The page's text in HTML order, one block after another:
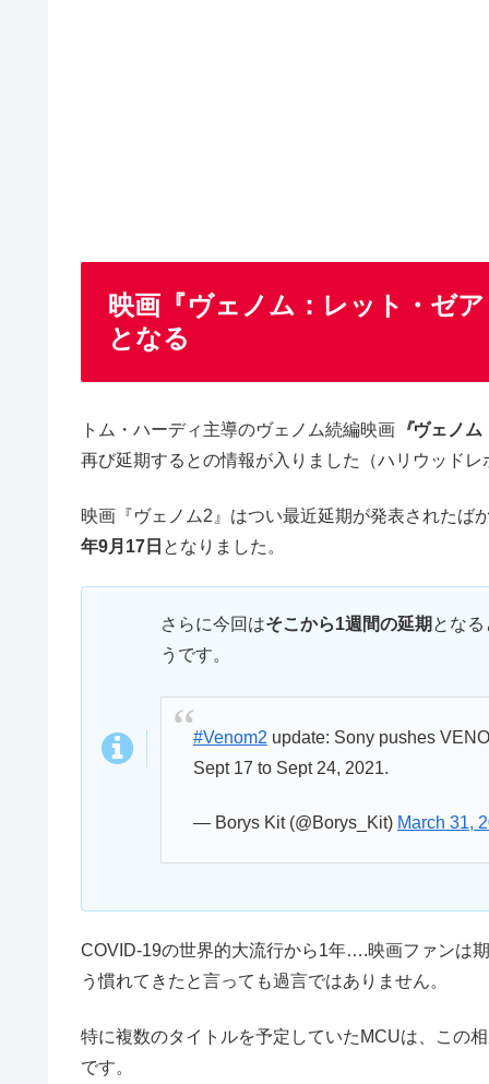
映画『ヴェノム：レット・ゼ
となる
トム・ハーディ主導のヴェノム続編映画 『ヴェノム
再び延期するとの情報が入りました（ハリウッド
映画『ヴェノム2』はつい最近延期が発表されたば
年9月17日 となりました。
さらに今回はそこから1週間の延期 とな
うです。
#Venom2 update: Sony pushes
Sept 17 to Sept 24, 2021.
— Borys Kit (@Borys_Kit) March 31,
COVID-19の世界的大流行から1年….映画ファンは
う慣れてきたと言っても過言ではありません。
特に複数のタイトルを予定していたMCUは、この
です。